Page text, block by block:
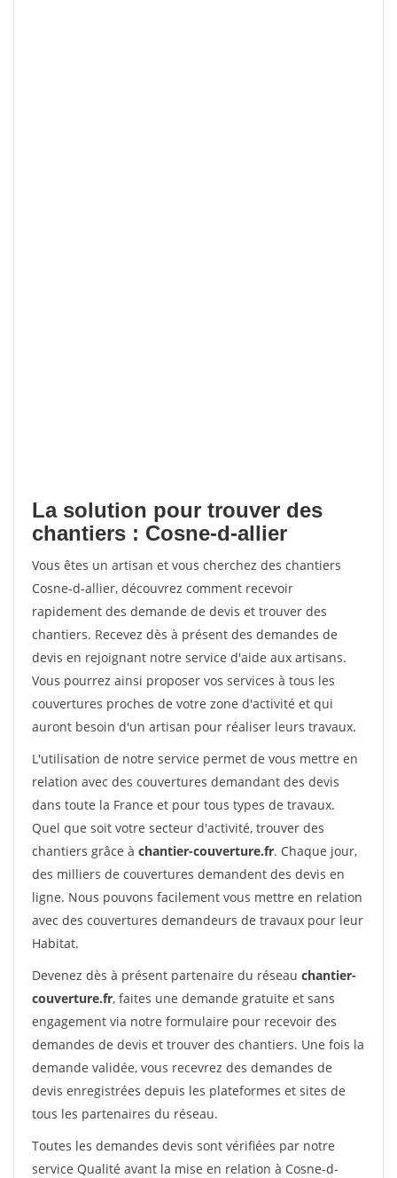
La solution pour trouver des
chantiers : Cosne-d-allier
Vous êtes un artisan et vous cherchez des chantiers
Cosne-d-allier, découvrez comment recevoir
rapidement des demande de devis et trouver des
chantiers. Recevez dès à présent des demandes de
devis en rejoignant notre service d'aide aux artisans.
Vous pourrez ainsi proposer vos services à tous les
couvertures proches de votre zone d'activité et qui
auront besoin d'un artisan pour réaliser leurs travaux.
L'utilisation de notre service permet de vous mettre en
relation avec des couvertures demandant des devis
dans toute la France et pour tous types de travaux.
Quel que soit votre secteur d'activité, trouver des
chantiers grâce à chantier-couverture.fr. Chaque jour,
des milliers de couvertures demandent des devis en
ligne. Nous pouvons facilement vous mettre en relation
avec des couvertures demandeurs de travaux pour leur
Habitat.
Devenez dès à présent partenaire du réseau chantier-
couverture.fr, faites une demande gratuite et sans
engagement via notre formulaire pour recevoir des
demandes de devis et trouver des chantiers. Une fois la
demande validée, vous recevrez des demandes de
devis enregistrées depuis les plateformes et sites de
tous les partenaires du réseau.
Toutes les demandes devis sont vérifiées par notre
service Qualité avant la mise en relation à Cosne-d-